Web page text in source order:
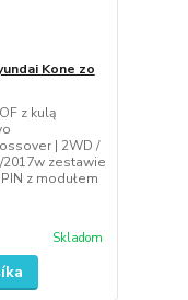
Kone zo
z kulą
| 2WD /
2017w zestawie
z modułem
Skladom